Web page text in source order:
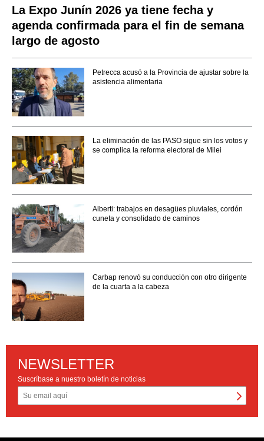
La Expo Junín 2026 ya tiene fecha y
agenda confirmada para el fin de semana
largo de agosto
Petrecca acusó a la Provincia de ajustar sobre la
asistencia alimentaria
La eliminación de las PASO sigue sin los votos y
se complica la reforma electoral de Milei
Alberti: trabajos en desagües pluviales, cordón
cuneta y consolidado de caminos
Carbap renovó su conducción con otro dirigente
de la cuarta a la cabeza
NEWSLETTER
Suscríbase a nuestro boletín de noticias